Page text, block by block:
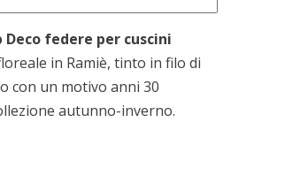
Deco federe per cuscini
in Ramiè, tinto in filo di
con un motivo anni 30
autunno-inverno.